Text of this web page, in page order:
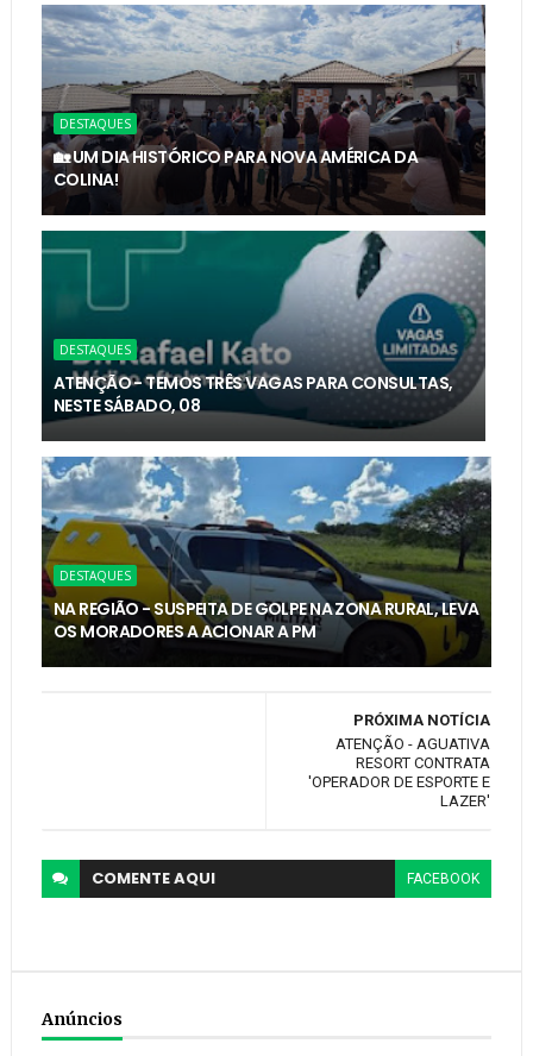
DESTAQUES
🏡 UM DIA HISTÓRICO PARA NOVA AMÉRICA DA
COLINA!
DESTAQUES
ATENÇÃO - TEMOS TRÊS VAGAS PARA CONSULTAS,
NESTE SÁBADO, 08
DESTAQUES
NA REGIÃO - SUSPEITA DE GOLPE NA ZONA RURAL, LEVA
OS MORADORES A ACIONAR A PM
PRÓXIMA NOTÍCIA
ATENÇÃO - AGUATIVA
RESORT CONTRATA
'OPERADOR DE ESPORTE E
LAZER'
COMENTEAQUI FACEBOOK
Anúncios